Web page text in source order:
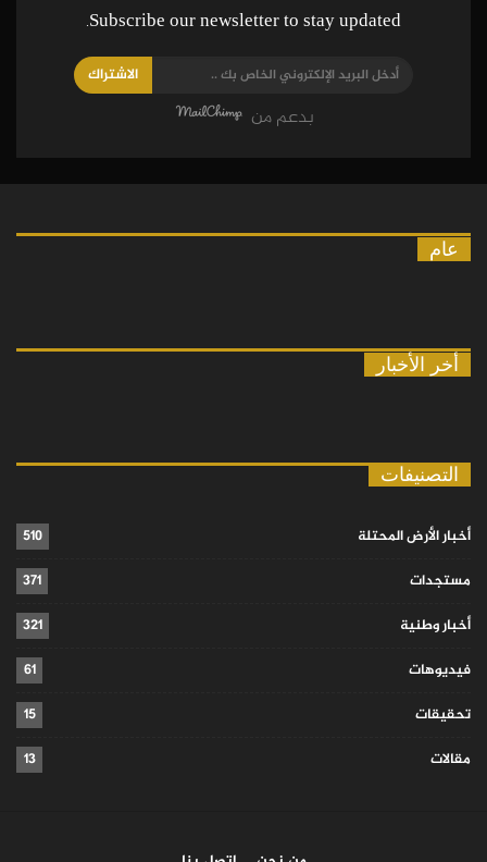
Subscribe our newsletter to stay updated.
الاشتراك
بدعم من
عام
أخر الأخبار
التصنيفات
أخبار الأرض المحتلة
510
مستجدات
371
أخبار وطنية
321
فيديوهات
61
تحقيقات
15
مقالات
13